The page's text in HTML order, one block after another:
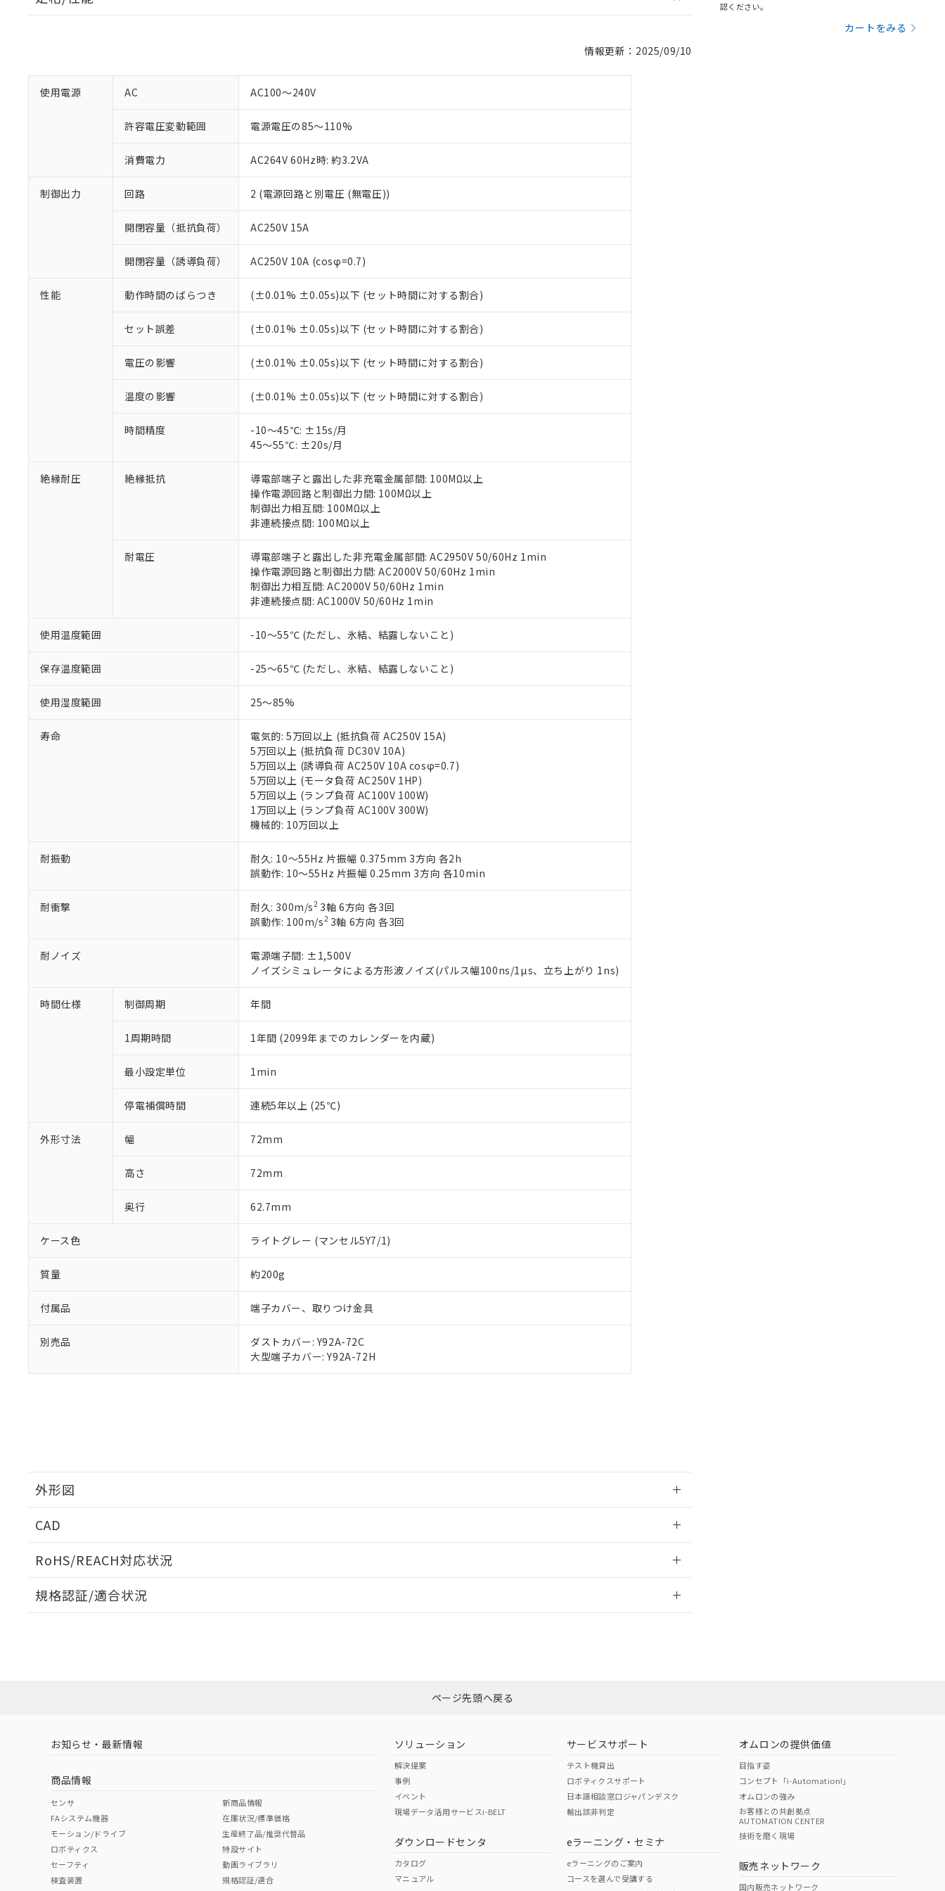
情報更新：2025/09/10
使用電源 AC AC100～240V
許容電圧変動範囲 電源電圧の85～110%
消費電力 AC264V 60Hz時: 約3.2VA
制御出力 回路 2 (電源回路と別電圧 (無電圧))
開閉容量（抵抗負荷） AC250V 15A
開閉容量（誘導負荷） AC250V 10A (cosφ=0.7)
性能 動作時間のばらつき (±0.01% ±0.05s)以下 (セット時間に対する割合)
セット誤差 (±0.01% ±0.05s)以下 (セット時間に対する割合)
電圧の影響 (±0.01% ±0.05s)以下 (セット時間に対する割合)
温度の影響 (±0.01% ±0.05s)以下 (セット時間に対する割合)
時間精度
-10～45℃: ±15s/月
45～55℃: ±20s/月
絶縁耐圧 絶縁抵抗
導電部端子と露出した非充電金属部間: 100MΩ以上
操作電源回路と制御出力間: 100MΩ以上
制御出力相互間: 100MΩ以上
非連続接点間: 100MΩ以上
耐電圧
導電部端子と露出した非充電金属部間: AC2950V 50/60Hz 1min
操作電源回路と制御出力間: AC2000V 50/60Hz 1min
制御出力相互間: AC2000V 50/60Hz 1min
非連続接点間: AC1000V 50/60Hz 1min
使用温度範囲 -10～55℃ (ただし、氷結、結露しないこと)
保存温度範囲 -25～65℃ (ただし、氷結、結露しないこと)
使用湿度範囲 25～85%
寿命
電気的: 5万回以上 (抵抗負荷 AC250V 15A)
5万回以上 (抵抗負荷 DC30V 10A)
5万回以上 (誘導負荷 AC250V 10A cosφ=0.7)
5万回以上 (モータ負荷 AC250V 1HP)
5万回以上 (ランプ負荷 AC100V 100W)
1万回以上 (ランプ負荷 AC100V 300W)
機械的: 10万回以上
耐振動
耐久: 10～55Hz 片振幅 0.375mm 3方向 各2h
誤動作: 10～55Hz 片振幅 0.25mm 3方向 各10min
耐衝撃 耐久: 300m/s23軸 6方向 各3回
誤動作: 100m/s23軸 6方向 各3回
耐ノイズ
電源端子間: ±1,500V
ノイズシミュレータによる方形波ノイズ(パルス幅100ns/1µs、立ち上がり 1ns)
時間仕様 制御周期 年間
1周期時間 1年間 (2099年までのカレンダーを内蔵)
最小設定単位 1min
停電補償時間 連続5年以上 (25℃)
外形寸法 幅 72mm
高さ 72mm
奥行 62.7mm
ケース色 ライトグレー (マンセル5Y7/1)
質量 約200g
付属品 端子カバー、取りつけ金具
別売品
ダストカバー: Y92A-72C
大型端子カバー: Y92A-72H
外形図
CAD
RoHS/REACH対応状況
EU RoHS 注意事項・凡例
ダウンロードはこちら
中国 RoHS 注意事項・凡例
中国 RoHS表
Pb Hg Cr(VI)
O O
規格認証/適合状況
（イギリス
（ノルウェー
（日本
（アメリカ
この製品の規格認証/適合状況ページへ
その他の認証はこちらのページからご検索ください
認ください。
カートをみる
ご利用条件
以下の条件をお読みいただき、同意のうえご利用ください。
本サービスは、当社制御機器事業取扱商品の当社在庫状況および標準価格(税抜)を提供させていただ
くものです。
在庫状況および標準価格照会結果は、記載している更新日時点での社内データに基づき作成されるも
のであり、閲覧された時点での実際の在庫および標準価格とは異なる場合があることをご了承くださ
い。
正式な納期状況および標準価格はお客様のお取引先、またはお客様担当のオムロン制御機器販売店・
当社販売員にご相談ください。
オムロン制御機器販売店や当社販売拠点は「
在庫状況および標準価格結果を当社の事前の承諾なく第三者に漏洩または開示しないようお願いしま
す。
マイパーツ機能（部品リスト作成サービス）をご利用いただくには、I-Webメンバーズにご登録され
ている必要があります。
お客様が当ウェブサイト上で当社にご登録された部品リストについて、当社および当社の共同利用者
が、当社の製品・サービスに関するお客様との取引・商談に必要な範囲で利用することをご了承くだ
※当社の共同利用者とは、 "個人情報の共同利用に関して"
いる法人を指します。
※1 対応状況
対応予定：EU RoHS指令（10物質）の非含有に対応した製品に切り替える予定のある商品です。
対応予定なし：EU RoHS指令（10物質）の非含有に非対応の商品で、対応品を出す予定はありません。
調査・確認中：EU RoHS指令（10物質）の非含有の対応状況を調査中または確認中の商品です。
非該当品：ライセンス料など無形物で、有害物質有無と関係のない商品です。
仕入先様の事情により、非含有部品としていたものが、含有品と判明した場合などやむを得ず変更すること
があります。
*EU RoHS指令（10物質）：
鉛(Pb) 1000ppm以下、 水銀(Hg) 1000ppm以下、 カドミウム(Cd) 100ppm以下、
六価クロム(Cr(Ⅵ)) 1000ppm以下、ポリ臭化ビフェニル類(PBB) 1000ppm以下、ポリ臭化ジフェニルエーテル類(PBDE) 1000ppm以下、
ル（DBP） 1000ppm以下、フタル酸ジイソブチル (DIBP) 1000ppm以下
但し、RoHS指令で産業用監視および制御機器に対する適用除外項目は除く。
※2 対応予定月
部品在庫の切り替え状況などにより、予定月が前後することがあります。
※3 非含有証明書ダウンロード
下記の非含有証明書をダウンロードすることができます。
EU RoHS指令（10物質）の非含有証明書
51物質の非含有証明書（当社基準）
また、RoHS指令のフタル酸エステル類４物質の対応では、対応完了までの期間は出荷製品に未対応品が
混在することから備考欄に対応日を記載しておりました。
既に当社にて対応品への在庫切替を完了していることから、特段のことがない限り、2022年1月12日よ
り割愛しております。
※1 中国RoHS○×表
「○」：最大均質材料含有率が中国RoHSの基準値以下であることを示します。
「－」：未確認です。当社販売部門へお問い合わせください。
*中国RoHS10物質の基準値 (GB/T26572)：
DBP(フタル酸ジブチル) : 1000ppm、 DIBP(フタル酸ジイソブチル) : 1000ppm、 BBP(フタル酸ブチルベンジル) : 1000ppm、
DEHP(フタル酸ビス(2-エチルヘキシル)) : 1000ppm
※2 環境保護使用期限
「ｅ」：有害物質（10物質）のすべてが基準値以下であることを示します。
「10」：通常の使用状況下において有害物質が外部に漏えいし、環境に深刻な影響を及ぼさない年数を意
味します。
「－」：未確認です。当社販売部門へお問い合わせください。
当社は、これら貴社製品のうち、外国為替および外国貿易法に定める商品（以下｢規制貨物等」とい
当社は規制貨物を破棄する場合は、完全に破砕するなど、違法に輸出されないよう必要な手段を講じ
ます。
当社は貴社製品を、核兵器、ミサイル、化学兵器、生物兵器またはその他武器並びにこれらの製造装
置等に一切使用いたしません。
当社は、貴社製品を第三者に販売する場合は、上記1、2および3の内容を当該第三者に通知します。
また当社は、販売先および販売に係わる関係者が違法に輸出するおそれがある場合は、取り引きをい
たしません。
合意する
記
説明
一定数以上の在庫あり
一定数には満たないが在庫あり
在庫なし(最新の在庫状況については、お客様のお取引先、またはお客様担当のオムロン制御
機器販売店・当社販売員にご確認ください)
受注生産機種、また在庫状況の情報を公開していない機種
ページ先頭へ戻る
お知らせ・最新情報
商品情報
センサ
FAシステム機器
モーション/ドライブ
ロボティクス
セーフティ
検査装置
新商品情報
在庫状況/標準価格
生産終了品/推奨代替品
特設サイト
動画ライブラリ
規格認証/適合
ソリューション
解決提案
事例
イベント
現場データ活用サービスi-BELT
ダウンロードセンタ
カタログ
マニュアル
サービスサポート
テスト機貸出
ロボティクスサポート
日本語相談窓口ジャパンデスク
輸出該非判定
eラーニング・セミナ
eラーニングのご案内
コースを選んで受講する
オムロンの提供価値
目指す姿
コンセプト「i-Automation!」
オムロンの強み
お客様との共創拠点
AUTOMATION CENTER
技術を磨く現場
販売ネットワーク
国内販売ネットワーク